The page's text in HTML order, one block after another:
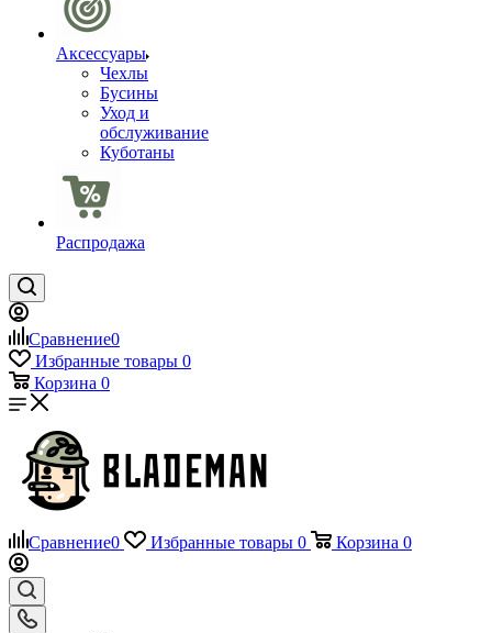
Аксессуары
Чехлы
Бусины
Уход и
обслуживание
Куботаны
Распродажа
Сравнение0
Избранные товары 0
Корзина 0
Сравнение0 Избранные товары 0 Корзина 0